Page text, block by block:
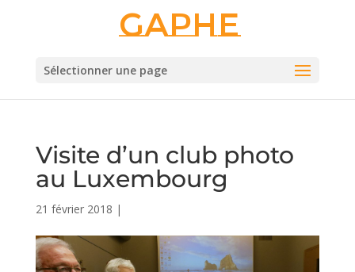
Gaphe
Sélectionner une page
Visite d’un club photo
au Luxembourg
21 février 2018 |